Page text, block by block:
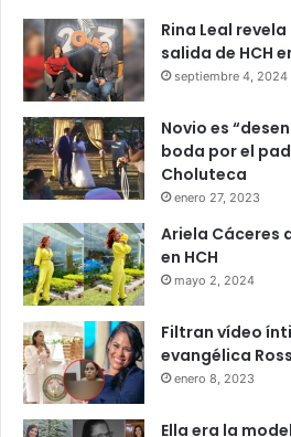
Rina Leal
salida de HCH
septiembre 4, 2024
Novio es
boda por el
Choluteca
enero 27, 2023
Ariela Cáceres
en HCH
mayo 2, 2024
Filtran vídeo
evangélica
enero 8, 2023
Ella era la